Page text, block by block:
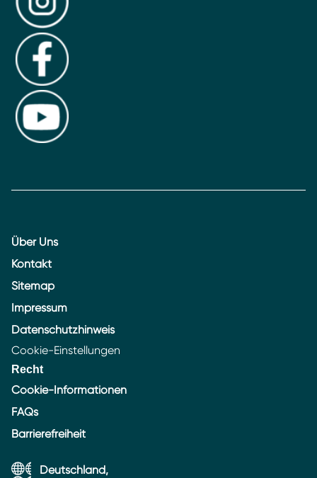
Über Uns
Kontakt
Sitemap
Impressum
Datenschutzhinweis
Cookie-Einstellungen
Recht
Cookie-Informationen
FAQs
Barrierefreiheit
Deutschland,